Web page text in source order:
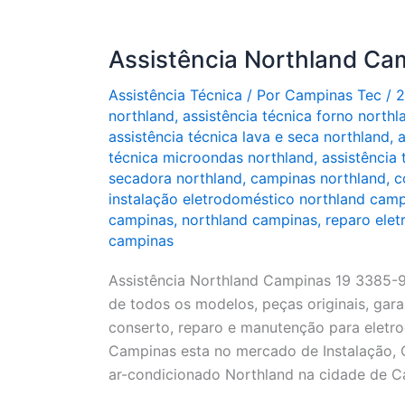
Assistência Northland
Assistência Técnica / Por Campinas Tec /
northland, assistência técnica forno
assistência técnica lava e seca northland,
técnica microondas northland, assistência
secadora northland, campinas northland,
instalação eletrodoméstico northland
campinas, northland campinas, reparo
campinas
Assistência Northland Campinas 19
de todos os modelos, peças originais,
conserto, reparo e manutenção para
Campinas esta no mercado de
ar-condicionado Northland na cidade de